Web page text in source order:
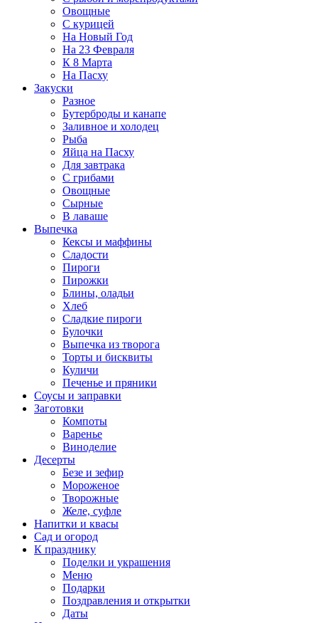
Овощные
С курицей
На Новый Год
На 23 Февраля
К 8 Марта
На Пасху
Закуски
Разное
Бутерброды и канапе
Заливное и холодец
Рыба
Яйца на Пасху
Для завтрака
С грибами
Овощные
Сырные
В лаваше
Выпечка
Кексы и маффины
Сладости
Пироги
Пирожки
Блины, оладьи
Хлеб
Сладкие пироги
Булочки
Выпечка из творога
Торты и бисквиты
Куличи
Печенье и пряники
Соусы и заправки
Заготовки
Компоты
Варенье
Виноделие
Десерты
Безе и зефир
Мороженое
Творожные
Желе, суфле
Напитки и квасы
Сад и огород
К празднику
Поделки и украшения
Меню
Подарки
Поздравления и открытки
Даты